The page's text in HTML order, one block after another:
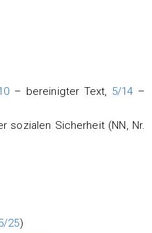
– bereinigter Text, 5/14 –
sozialen Sicherheit (NN, Nr.
25)